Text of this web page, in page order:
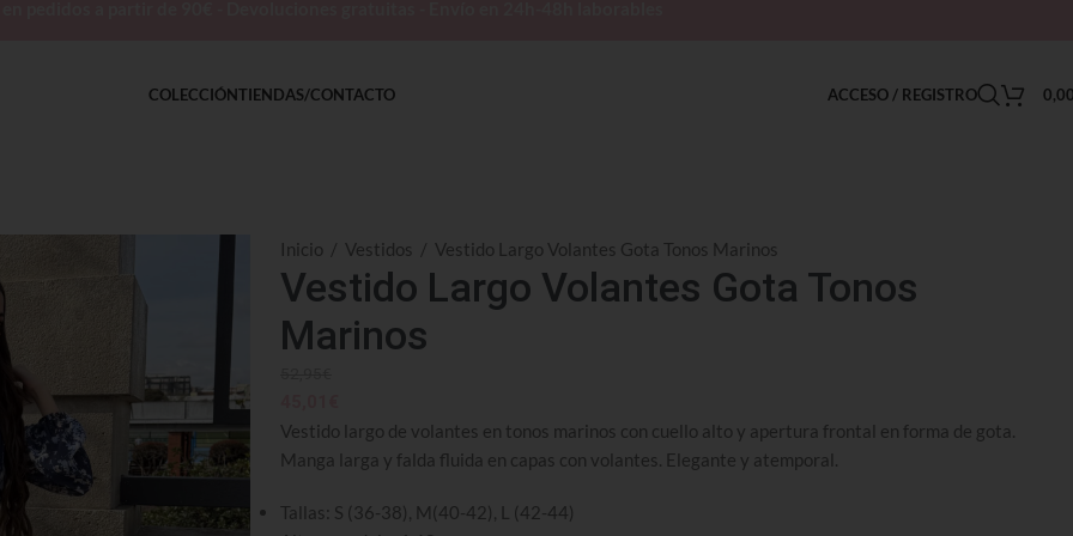
COLECCIÓNTIENDAS/CONTACTO ACCESO / REGISTRO
Inicio / Vestidos / Vestido Largo Volantes Gota Tonos Marinos
Vestido Largo Volantes Gota Tonos
Marinos
Vestido largo de volantes en tonos marinos con cuello alto y apertura frontal en forma de gota.
Manga larga y falda fluida en capas con volantes. Elegante y atemporal.
Tallas: S (36-38), M(40-42), L (42-44)